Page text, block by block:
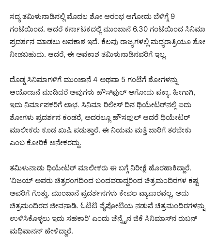
ಸದ್ಯ ತಮಿಳುನಾಡಿನಲ್ಲಿ ಮೊದಲ ಶೋ ಆರಂಭ ಆಗೋದು ಬೆಳಿಗ್ಗೆ 9
ಗಂಟೆಯಿಂದ. ಆದರೆ ಕರ್ನಾಟಕದಲ್ಲಿ ಮುಂಜಾನೆ 6.30 ಗಂಟೆಯಿಂದ ಸಿನಿಮಾ
ಪ್ರದರ್ಶನ ಮಾಡಲು ಅವಕಾಶ ಇದೆ. ಕೆಲವು ರಾಜ್ಯಗಳಲ್ಲಿ ಮಧ್ಯರಾತ್ರಿಯೂ ಶೋ
ನೀಡಬಹುದು. ಆದರೆ, ಈ ಅವಕಾಶ ತಮಿಳುನಾಡಿನವರಿಗೆ ಇಲ್ಲ.
ದೊಡ್ಡ ಸಿನಿಮಾಗಳಿಗೆ ಮುಂಜಾನೆ 4 ಅಥವಾ 5 ಗಂಟೆಗೆ ಶೋಗಳನ್ನು
ಆಯೋಜನೆ ಮಾಡಿದರೆ ಅವುಗಳು ಹೌಸ್​ಫುಲ್ ಆಗೋದು ಪಕ್ಕಾ. ಹೀಗಾಗಿ,
ಇದು ನಿರ್ಮಾಪಕರಿಗೆ ಲಾಭ. ಸಿನಿಮಾ ರಿಲೀಸ್ ದಿನ ಥಿಯೇಟರ್​ನಲ್ಲಿ ಐದು
ಶೋಗಳು ಪ್ರದರ್ಶನ ಕಂಡರೆ, ಅದರಲ್ಲೂ ಹೌಸಫುಲ್ ಆದರೆ ಥಿಯೇಟರ್
ಮಾಲೀಕರು ಕೂಡ ಖುಷಿ ಪಡುತ್ತಾರೆ. ಈ ನಿಯಮ ಮತ್ತೆ ಜಾರಿಗೆ ತರಬೇಕು
ಎಂಬ ಕೋರಿಕೆ ಅನೇಕರದ್ದು.
ತಮಿಳುನಾಡು ಥಿಯೇಟರ್ ಮಾಲೀಕರು ಈ ಬಗ್ಗೆ ನಿರೀಕ್ಷೆ ಹೊರಹಾಕಿದ್ದಾರೆ.
‘ವಿಜಯ್ ಅವರು ಚಿತ್ರರಂಗದಿಂದ ಬಂದವರಾದ್ದರಿಂದ ಚಿತ್ರಮಂದಿರಗಳ ಕಷ್ಟ
ಅವರಿಗೆ ಗೊತ್ತು. ಮುಂಜಾನೆ ಪ್ರದರ್ಶನಗಳು ಕೇವಲ ವ್ಯಾಪಾರವಲ್ಲ, ಅದು
ಚಿತ್ರಮಂದಿರದ ಜೀವನಾಡಿ. ಓಟಿಟಿ ಪೈಪೋಟಿಯ ನಡುವೆ ಚಿತ್ರಮಂದಿರಗಳನ್ನು
ಉಳಿಸಿಕೊಳ್ಳಲು ಇದು ಸಹಕಾರಿ’ ಎಂದು ಚೆನ್ನೈನ ಜಿಕೆ ಸಿನಿಮಾಸ್‌ನ ರುಬನ್
ಮಥಿವಾನನ್ ಹೇಳಿದ್ದಾರೆ.